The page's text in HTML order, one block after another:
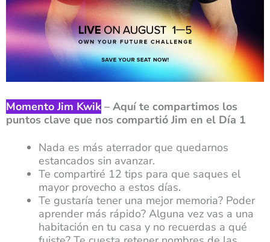
Momento Jim Kwik – Aquí te compartimos los
puntos clave que nos compartió Jim en el Día 1
Nada es más aterrador que quedarnos
estancados sin avanzar.
Te compartiré 12 tips para que saques el
mayor provecho a estos días.
Te gustaría tener una mejor memoria? Poder
aprender más rápido? Alguna vez vas a una
habitación en tu casa y no recuerdas a qué